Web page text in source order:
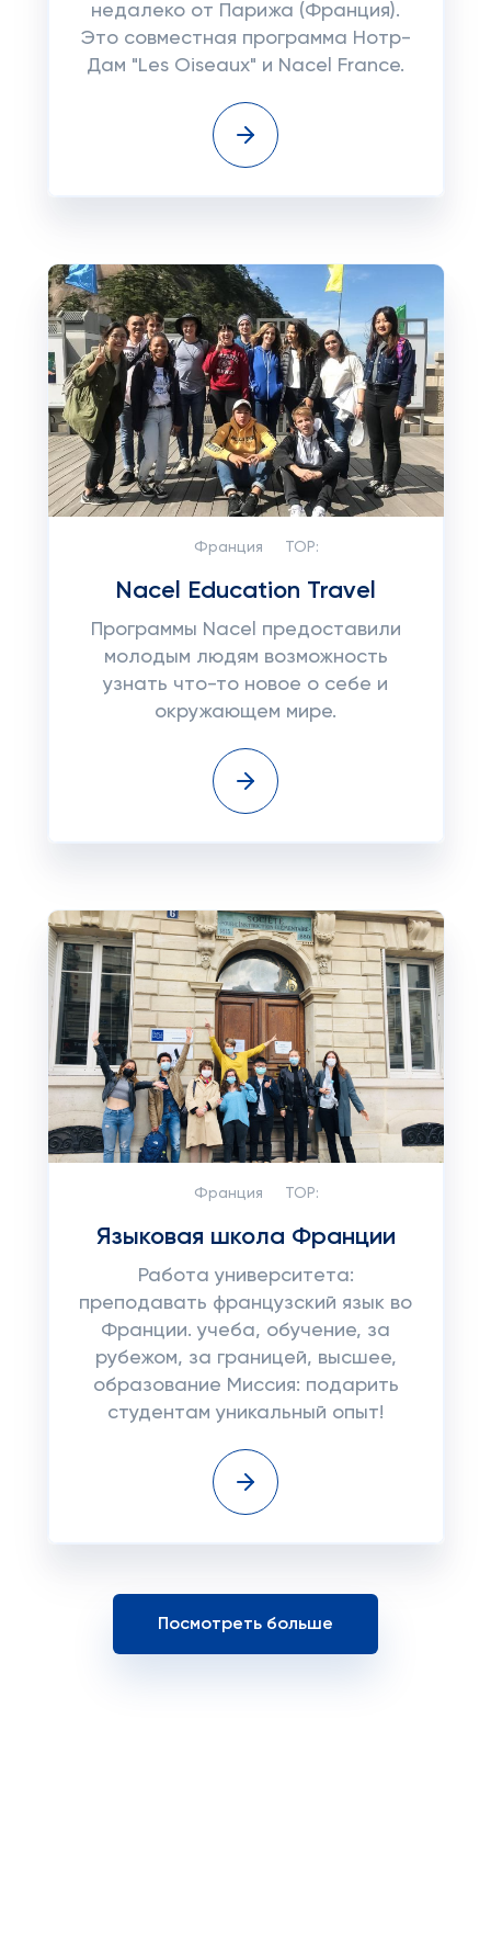
недалеко от Парижа (Франция).
Это совместная программа Нотр-
Дам "Les Oiseaux" и Nacel France.
Франция TOP:
Nacel Education Travel
Программы Nacel предоставили
молодым людям возможность
узнать что-то новое о себе и
окружающем мире.
Франция TOP:
Языковая школа Франции
Работа университета:
преподавать французский язык во
Франции. учеба, обучение, за
рубежом, за границей, высшее,
образование Миссия: подарить
студентам уникальный опыт!
Посмотреть больше